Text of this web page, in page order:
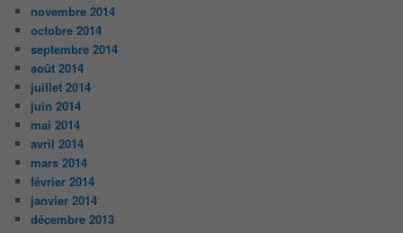
novembre 2014
octobre 2014
septembre 2014
août 2014
juillet 2014
juin 2014
mai 2014
avril 2014
mars 2014
février 2014
janvier 2014
décembre 2013